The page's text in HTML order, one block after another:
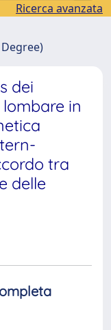
Ricerca avanzata
dei
in
tra
delle